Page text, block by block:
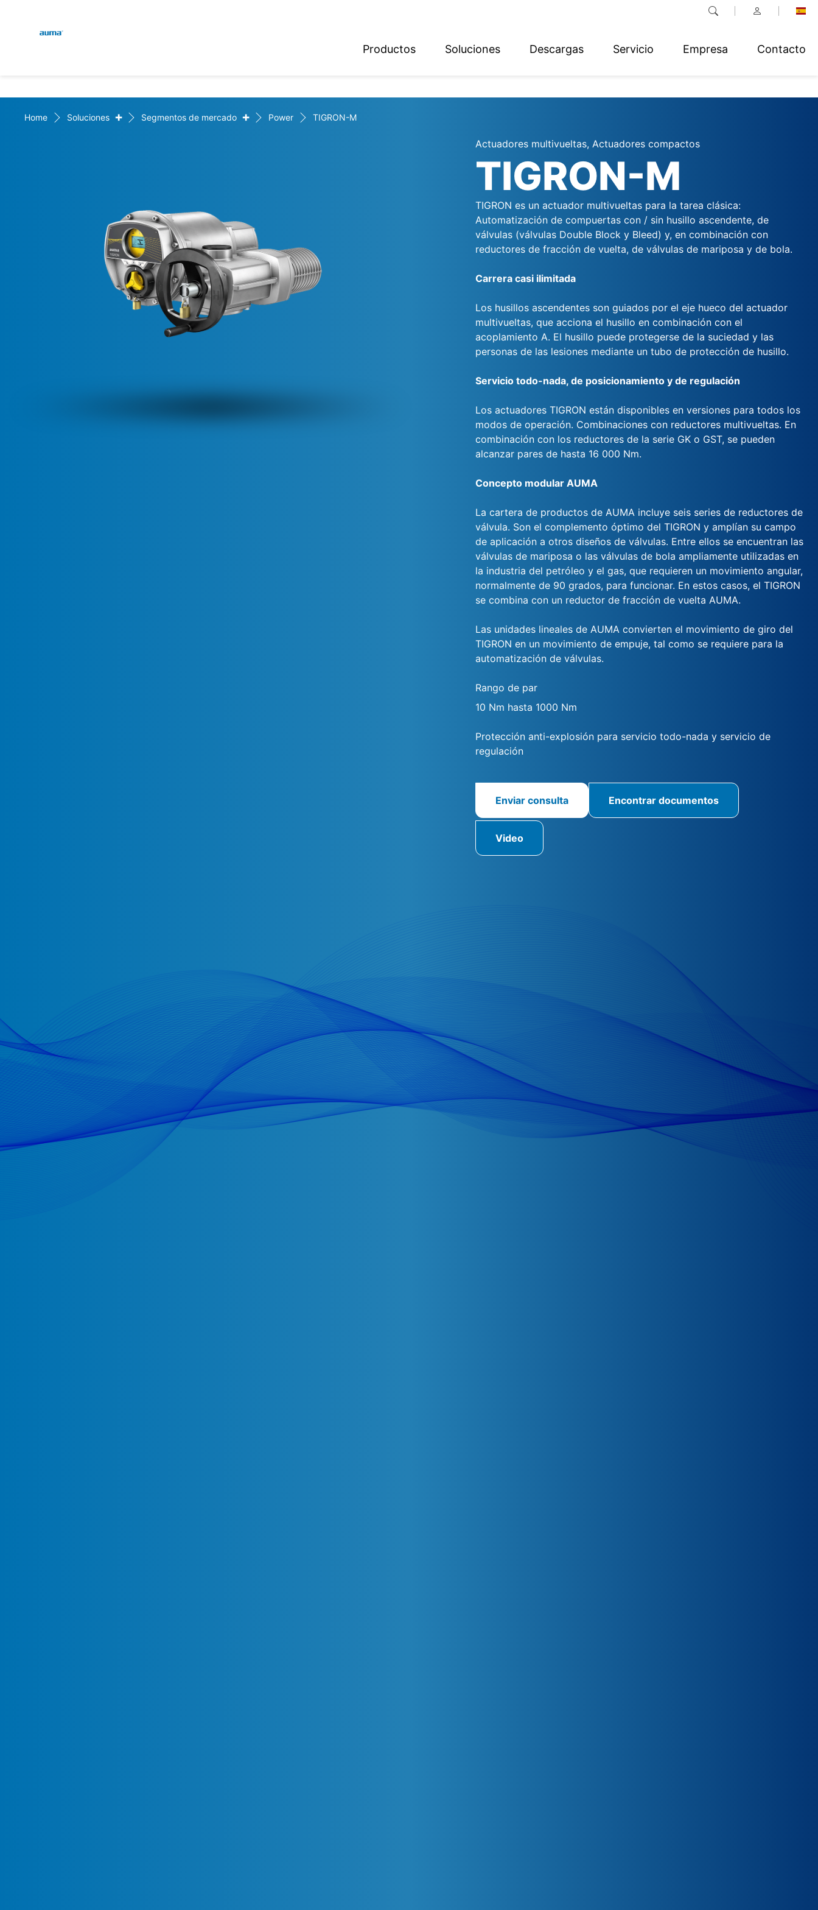
Productos Soluciones Descargas Servicio Empresa Contacto
Europa
Norteamérica
Deutsch
Home Soluciones + Segmentos de mercado + Power TIGRON-M
Actuadores multivueltas, Actuadores compactos
TIGRON-M
TIGRON es un actuador multivueltas para la tarea clásica:
Automatización de compuertas con / sin husillo ascendente, de
válvulas (válvulas Double Block y Bleed) y, en combinación con
reductores de fracción de vuelta, de válvulas de mariposa y de bola.
Carrera casi ilimitada
Los husillos ascendentes son guiados por el eje hueco del actuador
multivueltas, que acciona el husillo en combinación con el
acoplamiento A. El husillo puede protegerse de la suciedad y las
personas de las lesiones mediante un tubo de protección de husillo.
Servicio todo-nada, de posicionamiento y de regulación
Los actuadores TIGRON están disponibles en versiones para todos los
modos de operación. Combinaciones con reductores multivueltas. En
combinación con los reductores de la serie GK o GST, se pueden
alcanzar pares de hasta 16 000 Nm.
Concepto modular AUMA
La cartera de productos de AUMA incluye seis series de reductores de
válvula. Son el complemento óptimo del TIGRON y amplían su campo
de aplicación a otros diseños de válvulas. Entre ellos se encuentran las
válvulas de mariposa o las válvulas de bola ampliamente utilizadas en
la industria del petróleo y el gas, que requieren un movimiento angular,
normalmente de 90 grados, para funcionar. En estos casos, el TIGRON
se combina con un reductor de fracción de vuelta AUMA.
Las unidades lineales de AUMA convierten el movimiento de giro del
TIGRON en un movimiento de empuje, tal como se requiere para la
automatización de válvulas.
Rango de par
10 Nm hasta 1000 Nm
Protección anti-explosión para servicio todo-nada y servicio de
regulación
Enviar consulta Encontrar documentos
Video